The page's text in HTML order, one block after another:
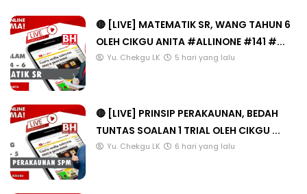
🔴 [LIVE] MATEMATIK SR, WANG TAHUN 6
OLEH CIKGU ANITA #ALLINONE #141 #...
Yu. Chekgu LK 5 hari yang lalu
🔴 [LIVE] PRINSIP PERAKAUNAN, BEDAH
TUNTAS SOALAN 1 TRIAL OLEH CIKGU ...
Yu. Chekgu LK 6 hari yang lalu